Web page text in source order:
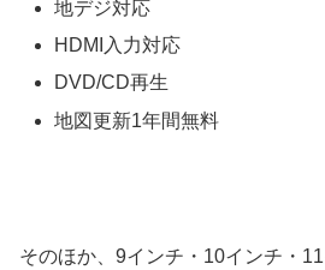
地デジ対応
HDMI入力対応
DVD/CD再生
地図更新1年間無料
そのほか、9インチ・10インチ・